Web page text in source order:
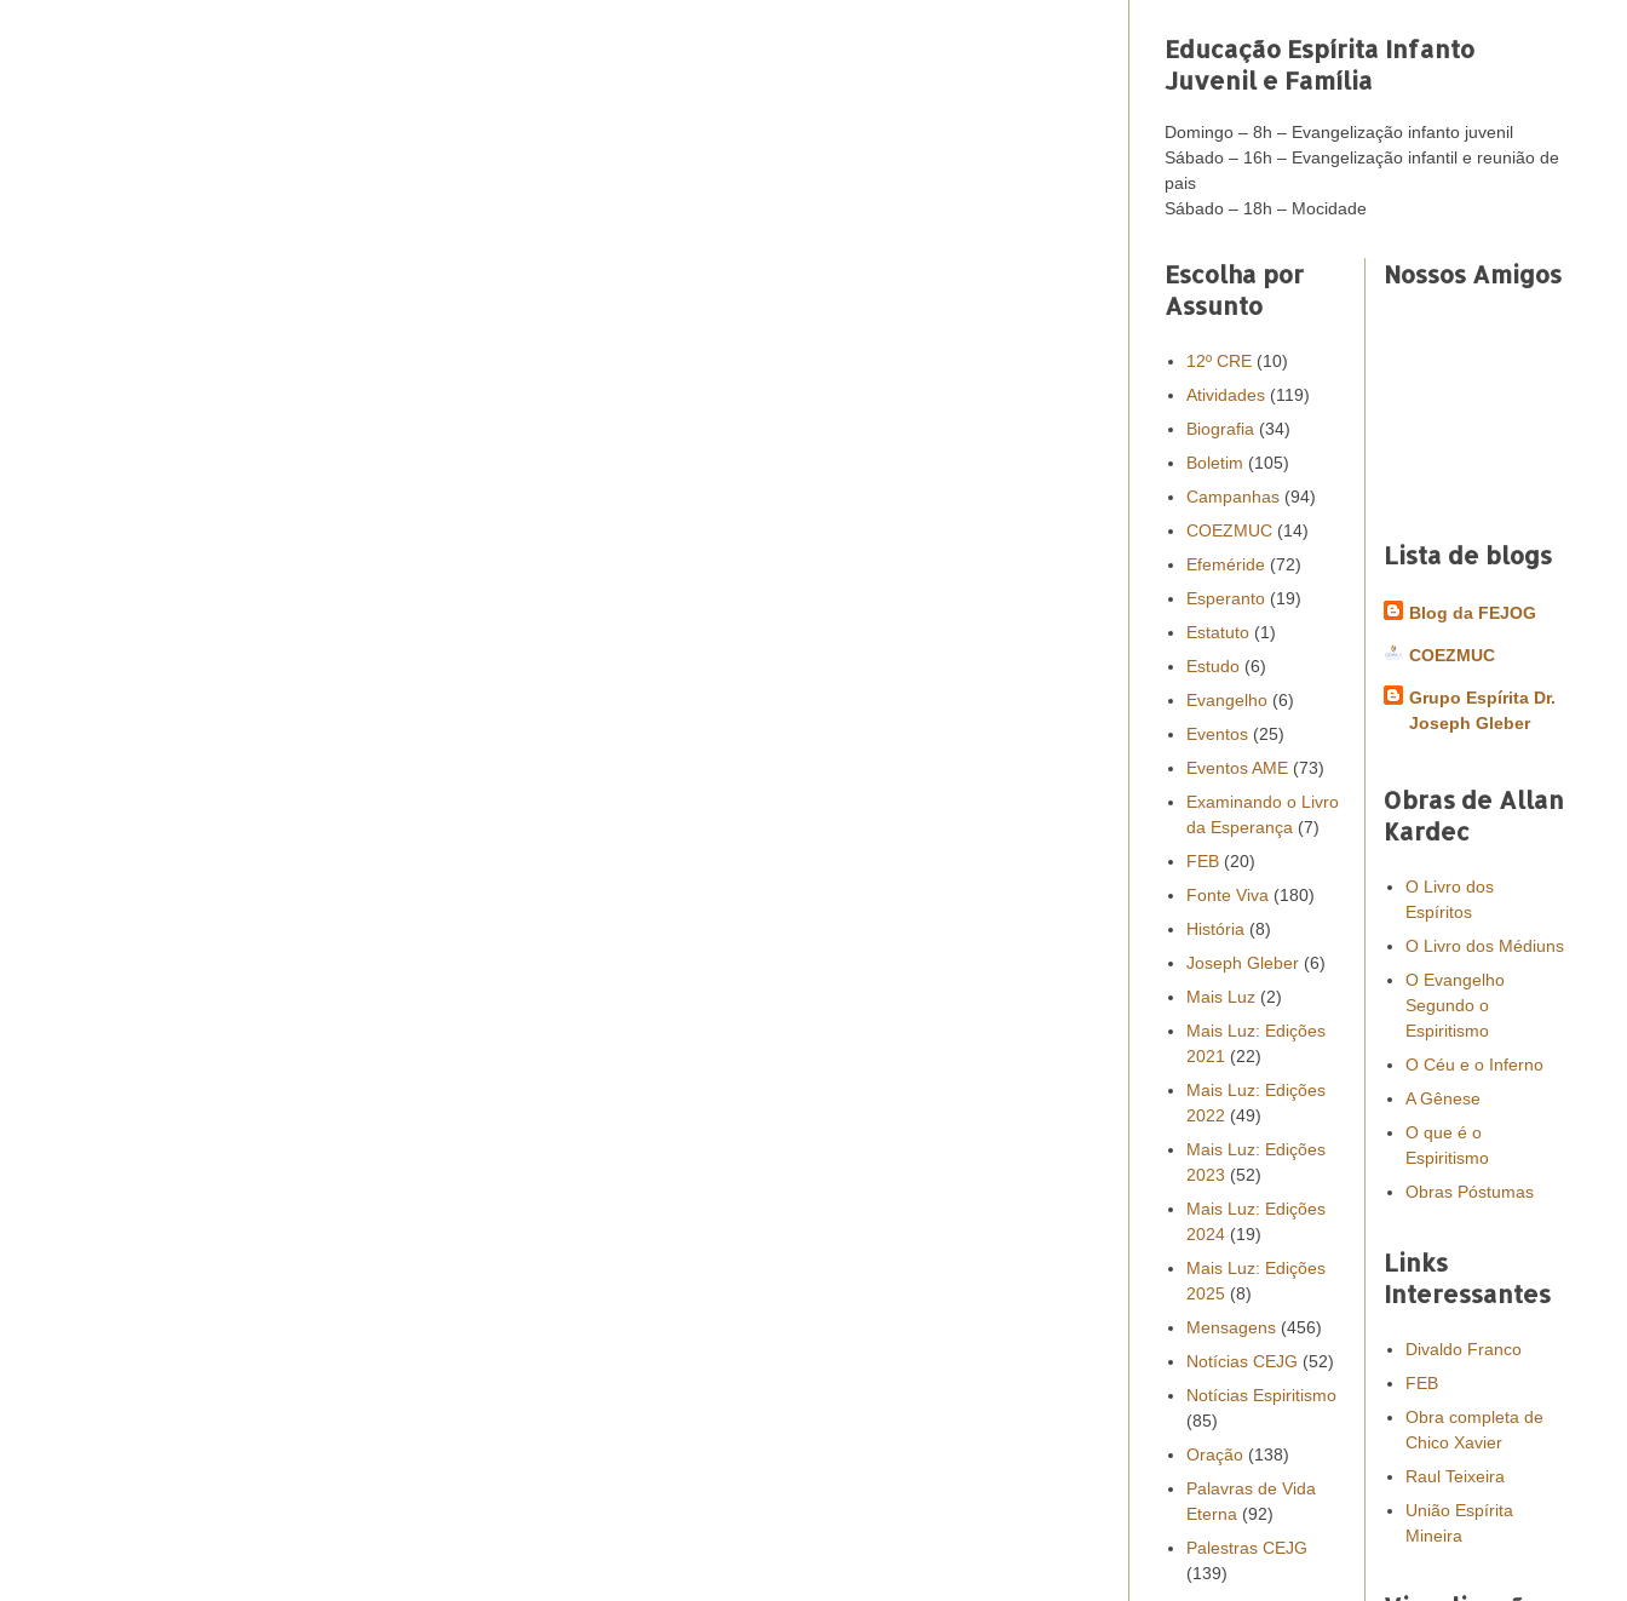
Educação Espírita Infanto
Juvenil e Família
Domingo – 8h – Evangelização infanto juvenil
Sábado – 16h – Evangelização infantil e reunião de
pais
Sábado – 18h – Mocidade
Escolha por
Assunto
12º CRE (10)
Atividades (119)
Biografia (34)
Boletim (105)
Campanhas (94)
COEZMUC (14)
Efeméride (72)
Esperanto (19)
Estatuto (1)
Estudo (6)
Evangelho (6)
Eventos (25)
Eventos AME (73)
Examinando o Livro
da Esperança (7)
FEB (20)
Fonte Viva (180)
História (8)
Joseph Gleber (6)
Mais Luz (2)
Mais Luz: Edições
2021 (22)
Mais Luz: Edições
2022 (49)
Mais Luz: Edições
2023 (52)
Mais Luz: Edições
2024 (19)
Mais Luz: Edições
2025 (8)
Mensagens (456)
Notícias CEJG (52)
Notícias Espiritismo
(85)
Oração (138)
Palavras de Vida
Eterna (92)
Palestras CEJG
(139)
Nossos Amigos
Lista de blogs
Blog da FEJOG
COEZMUC
Grupo Espírita Dr.
Joseph Gleber
Obras de Allan
Kardec
O Livro dos
Espíritos
O Livro dos Médiuns
O Evangelho
Segundo o
Espiritismo
O Céu e o Inferno
A Gênese
O que é o
Espiritismo
Obras Póstumas
Links
Interessantes
Divaldo Franco
FEB
Obra completa de
Chico Xavier
Raul Teixeira
União Espírita
Mineira